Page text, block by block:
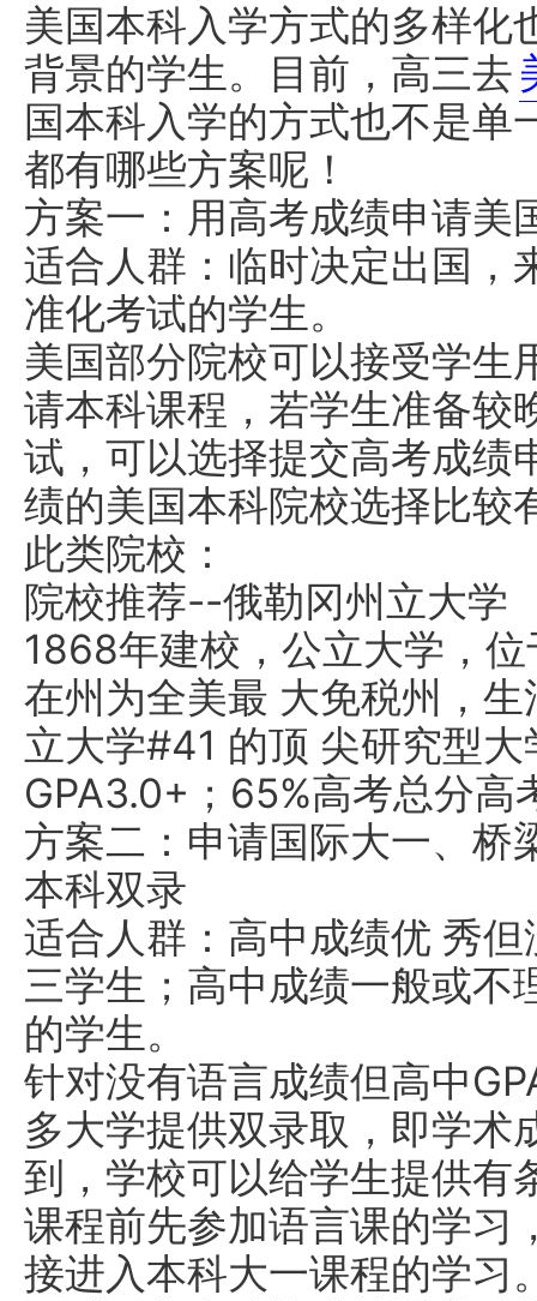
美国本科入学方式的多样化
背景的学生。目前，高三去
国本科入学的方式也不是单
都有哪些方案呢！
方案一：用高考成绩申请美
适合人群：临时决定出国，
准化考试的学生。
美国部分院校可以接受学生
请本科课程，若学生准备较
试，可以选择提交高考成绩
绩的美国本科院校选择比较
此类院校：
院校推荐--俄勒冈州立大学
1868年建校，公立大学，
在州为全美最 大免税州，
立大学#41 的顶 尖研究型
GPA3.0+；65%高考总分高
方案二：申请国际大一、桥
本科双录
适合人群：高中成绩优 秀
三学生；高中成绩一般或不
的学生。
针对没有语言成绩但高中
多大学提供双录取，即学术
到，学校可以给学生提供有
课程前先参加语言课的学习
接进入本科大一课程的学习